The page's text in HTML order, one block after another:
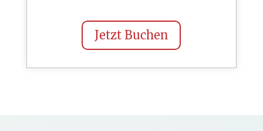
Jetzt Buchen